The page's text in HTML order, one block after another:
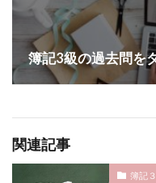
簿記3級の過去問を
関連記事
簿記